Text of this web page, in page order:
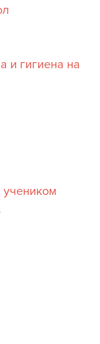
и гигиена на
учеником